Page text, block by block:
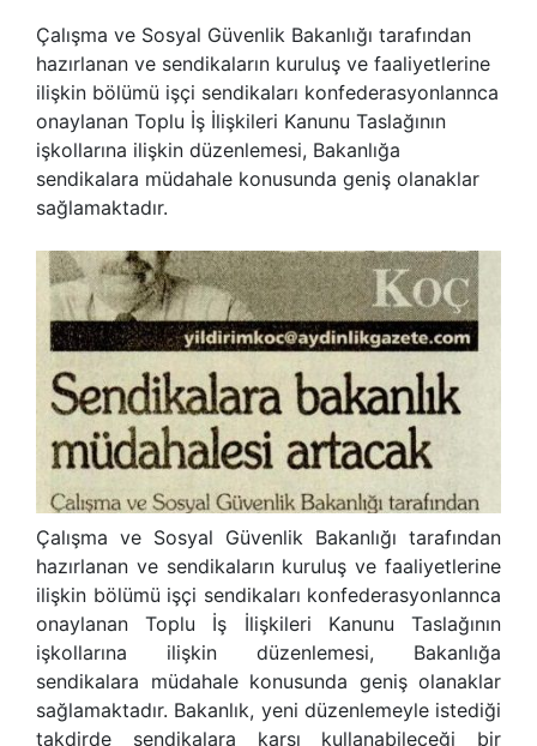
Çalışma ve Sosyal Güvenlik Bakanlığı tarafından
hazırlanan ve sendikaların kuruluş ve faaliyetlerine
ilişkin bölümü işçi sendikaları konfederasyonlannca
onaylanan Toplu İş İlişkileri Kanunu Taslağının
işkollarına ilişkin düzenlemesi, Bakanlığa
sendikalara müdahale konusunda geniş olanaklar
sağlamaktadır.
Çalışma ve Sosyal Güvenlik Bakanlığı tarafından
hazırlanan ve sendikaların kuruluş ve faaliyetlerine
ilişkin bölümü işçi sendikaları konfederasyonlannca
onaylanan Toplu İş İlişkileri Kanunu Taslağının
işkollarına ilişkin düzenlemesi, Bakanlığa
sendikalara müdahale konusunda geniş olanaklar
sağlamaktadır. Bakanlık, yeni düzenlemeyle istediği
takdirde sendikalara karşı kullanabileceği bir